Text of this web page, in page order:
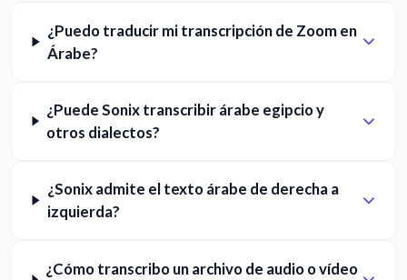
¿Puedo traducir mi transcripción de Zoom en
Árabe?
¿Puede Sonix transcribir árabe egipcio y
otros dialectos?
¿Sonix admite el texto árabe de derecha a
izquierda?
¿Cómo transcribo un archivo de audio o vídeo